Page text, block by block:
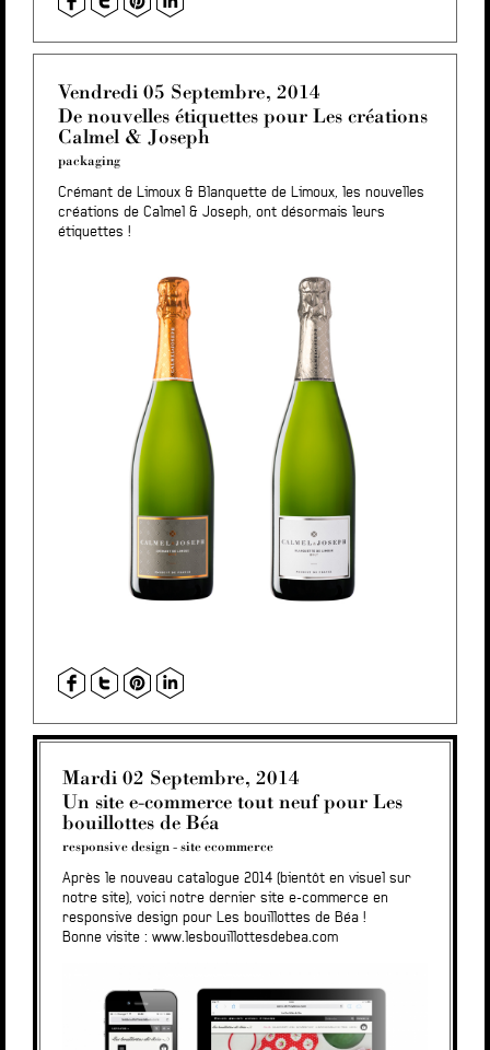
Vendredi 05 Septembre, 2014
De nouvelles étiquettes pour Les créations
Calmel & Joseph
packaging
Crémant de Limoux & Blanquette de Limoux, les nouvelles
créations de Calmel & Joseph, ont désormais leurs
étiquettes !
Mardi 02 Septembre, 2014
Un site e-commerce tout neuf pour Les
bouillottes de Béa
responsive design - site ecommerce
Après le nouveau catalogue 2014 (bientôt en visuel sur
notre site), voici notre dernier site e-commerce en
responsive design pour Les bouillottes de Béa !
Bonne visite : www.lesbouillottesdebea.com